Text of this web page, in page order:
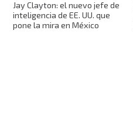
Jay Clayton: el nuevo jefe de
inteligencia de EE. UU. que
pone la mira en México